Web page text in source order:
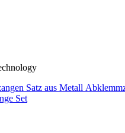
Satz aus Metall
Set